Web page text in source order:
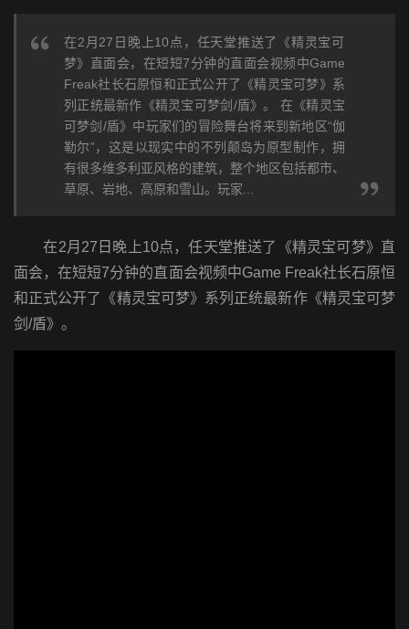
在2月27日晚上10点，任天堂推送了《精灵宝可
梦》直面会，在短短7分钟的直面会视频中Game
Freak社长石原恒和正式公开了《精灵宝可梦》系
列正统最新作《精灵宝可梦剑/盾》。 在《精灵宝
可梦剑/盾》中玩家们的冒险舞台将来到新地区“伽
勒尔”，这是以现实中的不列颠岛为原型制作，拥
有很多维多利亚风格的建筑，整个地区包括都市、
草原、岩地、高原和雪山。玩家...
在2月27日晚上10点，任天堂推送了《精灵宝可梦》直
面会，在短短7分钟的直面会视频中Game Freak社长石原恒
和正式公开了《精灵宝可梦》系列正统最新作《精灵宝可梦
剑/盾》。